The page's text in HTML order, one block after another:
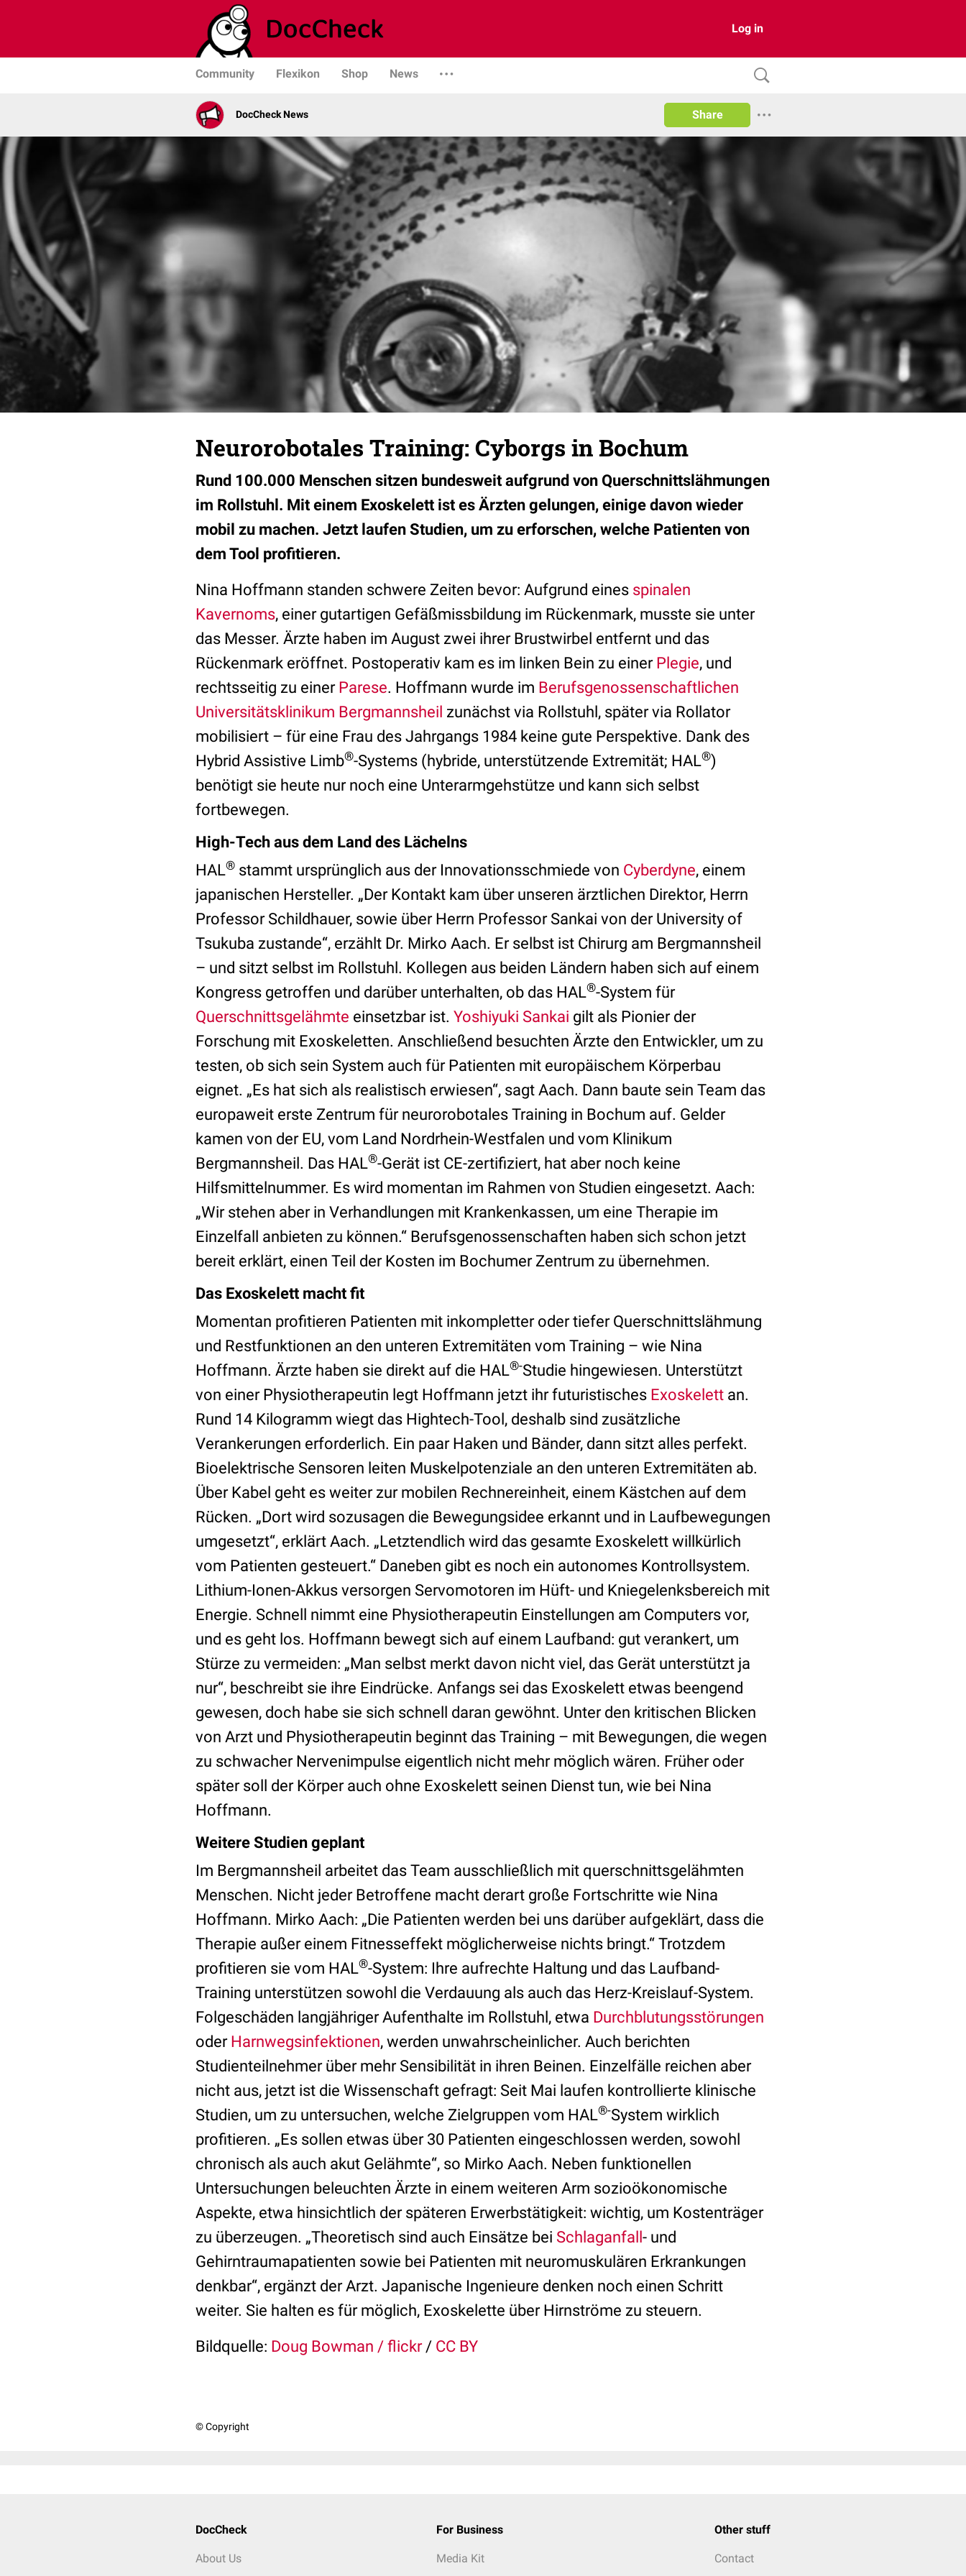
Log in
Community Flexikon Shop News
DocCheck News Share
Neurorobotales Training: Cyborgs in Bochum
Rund 100.000 Menschen sitzen bundesweit aufgrund von Querschnittslähmungen
im Rollstuhl. Mit einem Exoskelett ist es Ärzten gelungen, einige davon wieder
mobil zu machen. Jetzt laufen Studien, um zu erforschen, welche Patienten von
dem Tool profitieren.
Nina Hoffmann standen schwere Zeiten bevor: Aufgrund eines spinalen
Kavernoms, einer gutartigen Gefäßmissbildung im Rückenmark, musste sie unter
das Messer. Ärzte haben im August zwei ihrer Brustwirbel entfernt und das
Rückenmark eröffnet. Postoperativ kam es im linken Bein zu einer Plegie, und
rechtsseitig zu einer Parese. Hoffmann wurde im Berufsgenossenschaftlichen
Universitätsklinikum Bergmannsheil zunächst via Rollstuhl, später via Rollator
mobilisiert – für eine Frau des Jahrgangs 1984 keine gute Perspektive. Dank des
Hybrid Assistive Limb®-Systems (hybride, unterstützende Extremität; HAL®)
benötigt sie heute nur noch eine Unterarmgehstütze und kann sich selbst
fortbewegen.
High-Tech aus dem Land des Lächelns
HAL® stammt ursprünglich aus der Innovationsschmiede von Cyberdyne, einem
japanischen Hersteller. „Der Kontakt kam über unseren ärztlichen Direktor, Herrn
Professor Schildhauer, sowie über Herrn Professor Sankai von der University of
Tsukuba zustande“, erzählt Dr. Mirko Aach. Er selbst ist Chirurg am Bergmannsheil
– und sitzt selbst im Rollstuhl. Kollegen aus beiden Ländern haben sich auf einem
Kongress getroffen und darüber unterhalten, ob das HAL®-System für
Querschnittsgelähmte einsetzbar ist. Yoshiyuki Sankai gilt als Pionier der
Forschung mit Exoskeletten. Anschließend besuchten Ärzte den Entwickler, um zu
testen, ob sich sein System auch für Patienten mit europäischem Körperbau
eignet. „Es hat sich als realistisch erwiesen“, sagt Aach. Dann baute sein Team das
europaweit erste Zentrum für neurorobotales Training in Bochum auf. Gelder
kamen von der EU, vom Land Nordrhein-Westfalen und vom Klinikum
Bergmannsheil. Das HAL®-Gerät ist CE-zertifiziert, hat aber noch keine
Hilfsmittelnummer. Es wird momentan im Rahmen von Studien eingesetzt. Aach:
„Wir stehen aber in Verhandlungen mit Krankenkassen, um eine Therapie im
Einzelfall anbieten zu können.“ Berufsgenossenschaften haben sich schon jetzt
bereit erklärt, einen Teil der Kosten im Bochumer Zentrum zu übernehmen.
Das Exoskelett macht fit
Momentan profitieren Patienten mit inkompletter oder tiefer Querschnittslähmung
und Restfunktionen an den unteren Extremitäten vom Training – wie Nina
Hoffmann. Ärzte haben sie direkt auf die HAL®-Studie hingewiesen. Unterstützt
von einer Physiotherapeutin legt Hoffmann jetzt ihr futuristisches Exoskelett an.
Rund 14 Kilogramm wiegt das Hightech-Tool, deshalb sind zusätzliche
Verankerungen erforderlich. Ein paar Haken und Bänder, dann sitzt alles perfekt.
Bioelektrische Sensoren leiten Muskelpotenziale an den unteren Extremitäten ab.
Über Kabel geht es weiter zur mobilen Rechnereinheit, einem Kästchen auf dem
Rücken. „Dort wird sozusagen die Bewegungsidee erkannt und in Laufbewegungen
umgesetzt“, erklärt Aach. „Letztendlich wird das gesamte Exoskelett willkürlich
vom Patienten gesteuert.“ Daneben gibt es noch ein autonomes Kontrollsystem.
Lithium-Ionen-Akkus versorgen Servomotoren im Hüft- und Kniegelenksbereich mit
Energie. Schnell nimmt eine Physiotherapeutin Einstellungen am Computers vor,
und es geht los. Hoffmann bewegt sich auf einem Laufband: gut verankert, um
Stürze zu vermeiden: „Man selbst merkt davon nicht viel, das Gerät unterstützt ja
nur“, beschreibt sie ihre Eindrücke. Anfangs sei das Exoskelett etwas beengend
gewesen, doch habe sie sich schnell daran gewöhnt. Unter den kritischen Blicken
von Arzt und Physiotherapeutin beginnt das Training – mit Bewegungen, die wegen
zu schwacher Nervenimpulse eigentlich nicht mehr möglich wären. Früher oder
später soll der Körper auch ohne Exoskelett seinen Dienst tun, wie bei Nina
Hoffmann.
Weitere Studien geplant
Im Bergmannsheil arbeitet das Team ausschließlich mit querschnittsgelähmten
Menschen. Nicht jeder Betroffene macht derart große Fortschritte wie Nina
Hoffmann. Mirko Aach: „Die Patienten werden bei uns darüber aufgeklärt, dass die
Therapie außer einem Fitnesseffekt möglicherweise nichts bringt.“ Trotzdem
profitieren sie vom HAL®-System: Ihre aufrechte Haltung und das Laufband-
Training unterstützen sowohl die Verdauung als auch das Herz-Kreislauf-System.
Folgeschäden langjähriger Aufenthalte im Rollstuhl, etwa Durchblutungsstörungen
oder Harnwegsinfektionen, werden unwahrscheinlicher. Auch berichten
Studienteilnehmer über mehr Sensibilität in ihren Beinen. Einzelfälle reichen aber
nicht aus, jetzt ist die Wissenschaft gefragt: Seit Mai laufen kontrollierte klinische
Studien, um zu untersuchen, welche Zielgruppen vom HAL®-System wirklich
profitieren. „Es sollen etwas über 30 Patienten eingeschlossen werden, sowohl
chronisch als auch akut Gelähmte“, so Mirko Aach. Neben funktionellen
Untersuchungen beleuchten Ärzte in einem weiteren Arm sozioökonomische
Aspekte, etwa hinsichtlich der späteren Erwerbstätigkeit: wichtig, um Kostenträger
zu überzeugen. „Theoretisch sind auch Einsätze bei Schlaganfall- und
Gehirntraumapatienten sowie bei Patienten mit neuromuskulären Erkrankungen
denkbar“, ergänzt der Arzt. Japanische Ingenieure denken noch einen Schritt
weiter. Sie halten es für möglich, Exoskelette über Hirnströme zu steuern.
Bildquelle: Doug Bowman / flickr/ CC BY
© Copyright
DocCheck
About Us
For Business
Media Kit
Other stuff
Contact